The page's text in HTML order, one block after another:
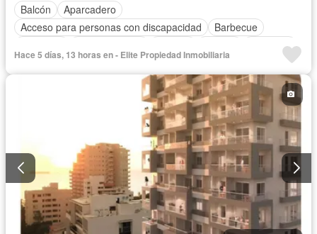
Balcón
Aparcadero
Acceso para personas con discapacidad
Barbecue
Ascensor
Gas natural
Vista panorámica
Sauna
Piscina Agua
Hace 5 días, 13 horas en - Elite Propiedad Inmobiliaria